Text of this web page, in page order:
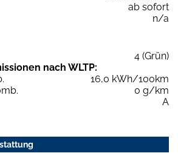
ab sofort
n/a
4 (Grün)
nach WLTP:
16,0 kWh/100km
0 g/km
A